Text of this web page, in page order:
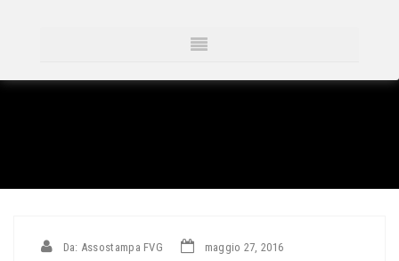
Da: Assostampa FVG maggio 27, 2016